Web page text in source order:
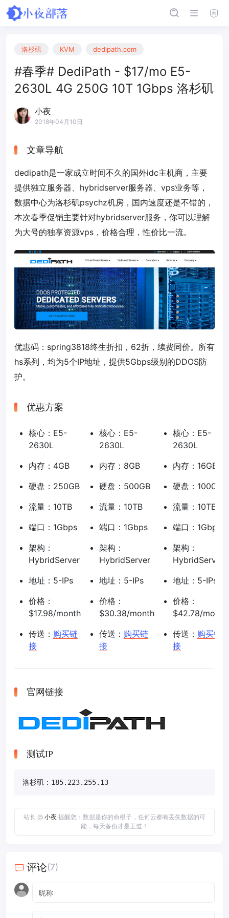
洛杉矶 KVM dedipath.com
#春季# DediPath - $17/mo E5-
2630L 4G 250G 10T 1Gbps 洛杉矶
小夜
2018年04月10日
文章导航
dedipath是一家成立时间不久的国外idc主机商，主要
提供独立服务器、hybridserver服务器、vps业务等，
数据中心为洛杉矶psychz机房，国内速度还是不错的，
本次春季促销主要针对hybridserver服务，你可以理解
为大号的独享资源vps，价格合理，性价比一流。
优惠码： spring3818终生折扣，62折，续费同价。所有
hs系列，均为5个IP地址，提供5Gbps级别的DDOS防
护。
优惠方案
核心：E5-
2630L
内存：4GB
硬盘：250GB
流量：10TB
端口：1Gbps
架构：
HybridServer
地址：5-IPs
价格：
$17.98/month
传送： 购买链
接
核心：E5-
2630L
内存：8GB
硬盘：500GB
流量：10TB
端口：1Gbps
架构：
HybridServer
地址：5-IPs
价格：
$30.38/month
传送： 购买链
接
核心：E5-
2630L
内存：16GB
硬盘：1000GB
流量：10TB
端口：1Gbps
架构：
HybridServer
地址：5-IPs
价格：
$42.78/month
传送： 购买链
接
官网链接
测试IP
洛杉矶：185.223.255.13
站长 @ 小夜 提醒您：数据是你的命根子，任何云都有丢失数据的可
能，每天备份才是王道！
评论(7)